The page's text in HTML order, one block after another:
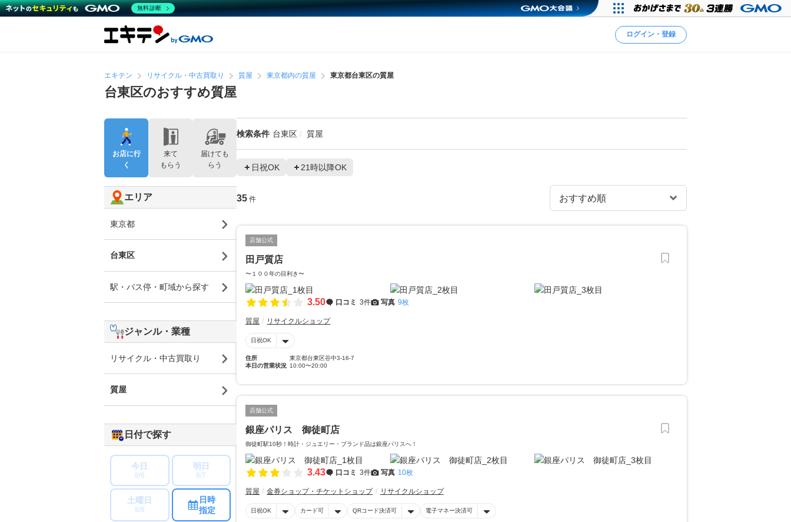
ログイン・登録
エキテン リサイクル・中古買取り 質屋 東京都内の質屋 東京都台東区の質屋
台東区のおすすめ質屋
検索条件 台東区 質屋
日祝OK 21時以降OK
35 件
店舗公式
田戸質店
〜１００年の目利き〜
3.50 口コミ 3件 写真 9枚
質屋 リサイクルショップ
日祝OK
住所
東京都台東区谷中3-16-7
本日の営業状況 10:00〜20:00
店舗公式
銀座パリス 御徒町店
御徒町駅10秒！時計・ジュエリー・ブランド品は銀座パリスへ！
3.43 口コミ 3件 写真 10枚
質屋 金券ショップ・チケットショップ リサイクルショップ
日祝OK カード可 QRコード決済可 電子マネー決済可
お店に行
く
来て
もらう
届けても
らう
エリア
東京都
台東区
駅・バス停・町域から探す
ジャンル・業種
リサイクル・中古買取り
質屋
日付で探す
今日
8/6
明日
8/7
土曜日
8/8
日時
指定
無料診断